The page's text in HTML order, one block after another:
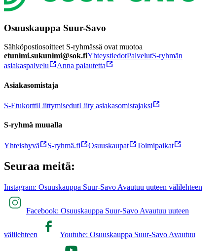
Osuuskauppa Suur-Savo
Sähköpostiosoitteet S-ryhmässä ovat muotoa
etunimi.sukunimi@sok.fiYhteystiedotPalvelutS-ryhmän
asiakaspalvelu
Anna palautetta
Asiakasomistaja
S-EtukorttiLiittymisedutLiity asiakasomistajaksi
S-ryhmä muualla
Yhteishyvä S-ryhmä.fi Osuuskaupat Toimipaikat
Seuraa meitä:
Instagram: Osuuskauppa Suur-Savo Avautuu uuteen välilehteen
Facebook: Osuuskauppa Suur-Savo Avautuu uuteen
välilehteen Youtube: Osuuskauppa Suur-Savo Avautuu